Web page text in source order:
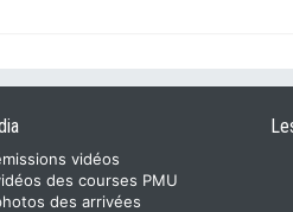
vidéos
des courses PMU
des arrivées